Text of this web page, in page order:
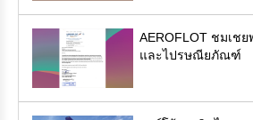
AEROFLOT ชมเช
และไปรษณียภัณฑ์